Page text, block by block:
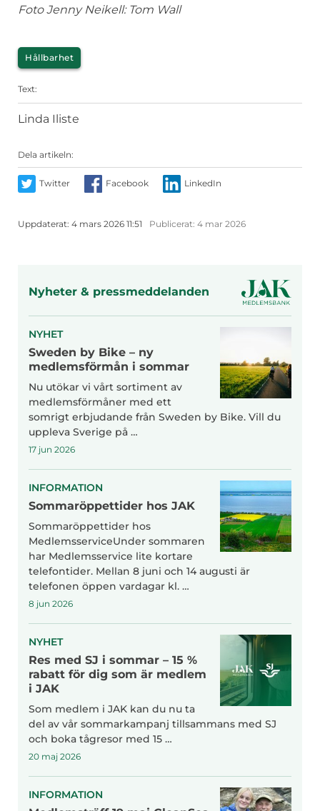
Foto Jenny Neikell: Tom Wall
Kategorier
Hållbarhet
Text:
Linda Iliste
Dela artikeln:
Twitter Facebook LinkedIn
Uppdaterat: 4 mars 2026 11:51 Publicerat: 4 mar 2026
Nyheter & pressmeddelanden
NYHET
Sweden by Bike – ny
medlemsförmån i sommar
Nu utökar vi vårt sortiment av
medlemsförmåner med ett
somrigt erbjudande från Sweden by Bike. Vill du
uppleva Sverige på …
17 jun 2026
INFORMATION
Sommaröppettider hos JAK
Sommaröppettider hos
MedlemsserviceUnder sommaren
har Medlemsservice lite kortare
telefontider. Mellan 8 juni och 14 augusti är
telefonen öppen vardagar kl. …
8 jun 2026
NYHET
Res med SJ i sommar – 15 %
rabatt för dig som är medlem
i JAK
Som medlem i JAK kan du nu ta
del av vår sommarkampanj tillsammans med SJ
och boka tågresor med 15 …
20 maj 2026
INFORMATION